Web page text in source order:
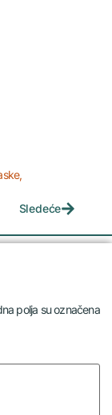
,
Sledeće
polja su označena